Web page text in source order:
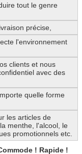
tout le genre
précise,
l'environnement
clients et nous
avec des
quelle forme
les articles de
menthe, l'alcool, le
promotionnels etc.
! Rapide !